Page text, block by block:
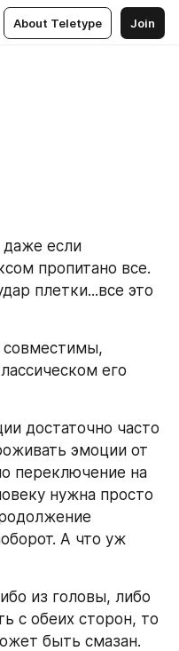
About Teletype Join
если
пропитано все.
плетки...все это
совместимы,
его
достаточно часто
эмоции от
переключение на
нужна просто
А что уж
из головы, либо
с обеих сторон, то
быть смазан.